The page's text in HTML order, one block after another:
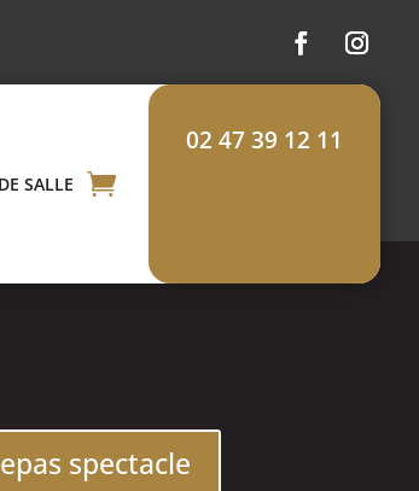
SALLE
02 47 39 12 11
spectacle